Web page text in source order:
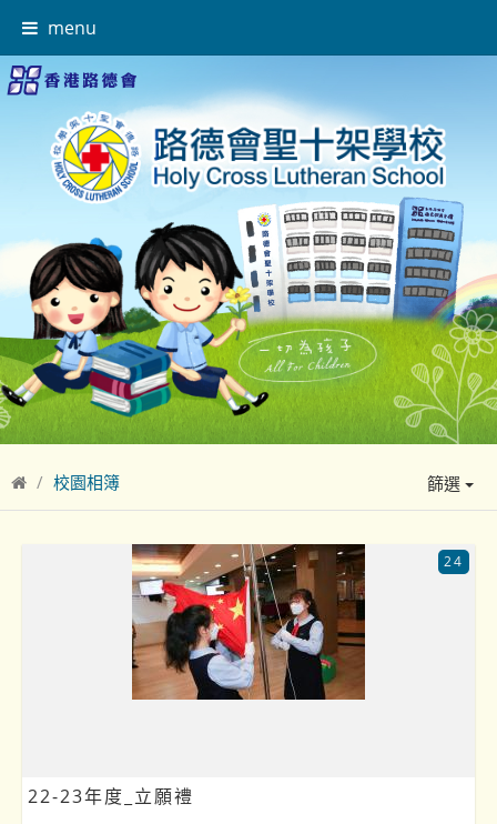
menu
校園相簿 篩選
22-23年度_立願禮
24